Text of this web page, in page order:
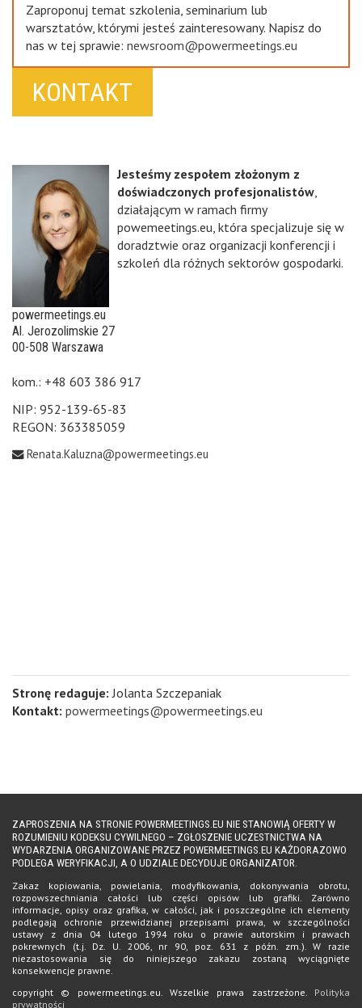
Zaproponuj temat szkolenia, seminarium lub
warsztatów, którymi jesteś zainteresowany. Napisz do
nas w tej sprawie: newsroom@powermeetings.eu
KONTAKT
Jesteśmy zespołem złożonym z
doświadczonych profesjonalistów
działającym w ramach firmy
powemeetings.eu, która specjalizuje się w
doradztwie oraz organizacji konferencji i
szkoleń dla różnych sektorów gospodarki.
powermeetings.eu
Al. Jerozolimskie 27
00-508 Warszawa
kom.: +48 603 386 917
NIP: 952-139-65-83
REGON: 363385059
Renata.Kaluzna@powermeetings.eu
Stronę redaguje: Jolanta Szczepaniak
Kontakt: powermeetings@powermeetings.eu
ZAPROSZENIA NA STRONIE POWERMEETINGS.EU NIE STANOWIĄ OFERTY W
ROZUMIENIU KODEKSU CYWILNEGO – ZGŁOSZENIE UCZESTNICTWA NA
WYDARZENIA ORGANIZOWANE PRZEZ POWERMEETINGS.EU KAŻDORAZOWO
PODLEGA WERYFIKACJI, A O UDZIALE DECYDUJE ORGANIZATOR.
Zakaz kopiowania, powielania, modyfikowania, dokonywania obrotu,
rozpowszechniania całości lub części opisów lub grafiki. Zarówno
informacje, opisy oraz grafika, w całości, jak i poszczególne ich elementy
podlegają ochronie przewidzianej przepisami prawa, w szczególności
ustawy z dnia 04 lutego 1994 roku o prawie autorskim i prawach
pokrewnych (t.j. Dz. U. 2006, nr 90, poz. 631 z późn. zm.). W razie
niezastosowania się do niniejszego zakazu zostaną wyciągnięte
konsekwencje prawne.
copyright © powermeetings.eu. Wszelkie prawa zastrzeżone. Polityka
prywatności